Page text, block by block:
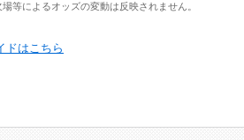
等によるオッズの変動は反映されません。
ドはこちら